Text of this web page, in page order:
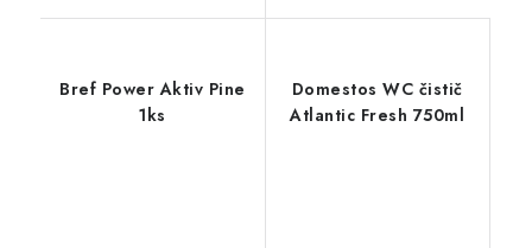
Bref Power Aktiv Pine
1ks
Domestos WC čistič
Atlantic Fresh 750ml